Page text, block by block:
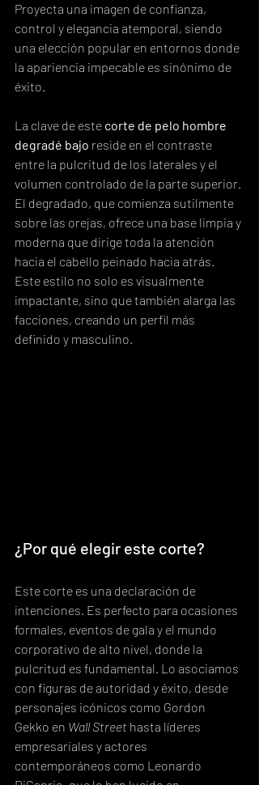
Proyecta una imagen de confianza,
control y elegancia atemporal, siendo
una elección popular en entornos donde
la apariencia impecable es sinónimo de
éxito.
La clave de este corte de pelo hombre
degradé bajo reside en el contraste
entre la pulcritud de los laterales y el
volumen controlado de la parte superior.
El degradado, que comienza sutilmente
sobre las orejas, ofrece una base limpia y
moderna que dirige toda la atención
hacia el cabello peinado hacia atrás.
Este estilo no solo es visualmente
impactante, sino que también alarga las
facciones, creando un perfil más
definido y masculino.
¿Por qué elegir este corte?
Este corte es una declaración de
intenciones. Es perfecto para ocasiones
formales, eventos de gala y el mundo
corporativo de alto nivel, donde la
pulcritud es fundamental. Lo asociamos
con figuras de autoridad y éxito, desde
personajes icónicos como Gordon
Gekko en Wall Street hasta líderes
empresariales y actores
contemporáneos como Leonardo